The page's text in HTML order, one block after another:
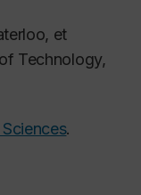
et
Technology,
.